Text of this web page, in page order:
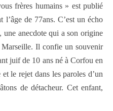
frères humains » est publié
l’âge de 77ans. C’est un écho
anecdote qui a son origine
Marseille. Il confie un souvenir
juif de 10 ans né à Corfou en
le rejet dans les paroles d’un
de détacheur. Cet enfant,